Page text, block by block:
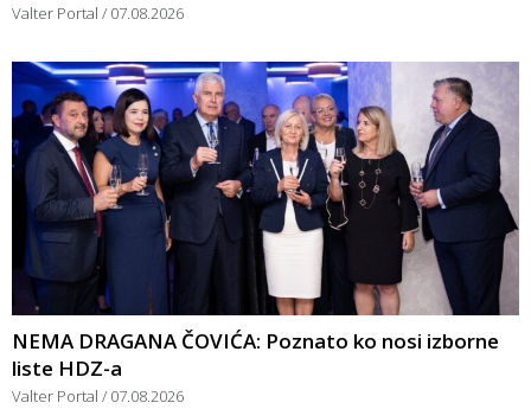
Valter Portal 07.08.2026
NEMA DRAGANA ČOVIĆA: Poznato ko nosi izborne
liste HDZ-a
Valter Portal 07.08.2026